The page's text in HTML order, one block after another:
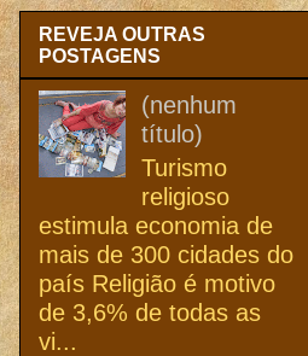
REVEJA OUTRAS
POSTAGENS
(nenhum
título)
Turismo
religioso
estimula economia de
mais de 300 cidades do
país Religião é motivo
de 3,6% de todas as
vi...